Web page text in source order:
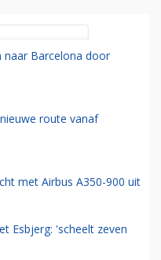
naar Barcelona door
route vanaf
met Airbus A350-900 uit
Esbjerg: 'scheelt zeven